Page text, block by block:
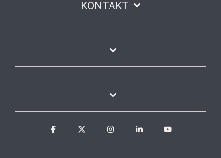
KONTAKT
Facebook InstagramLinkedin